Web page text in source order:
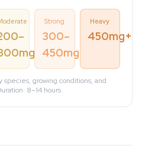
Strong
300–
450mg
Heavy
450mg+
growing conditions, and
8–14 hours.